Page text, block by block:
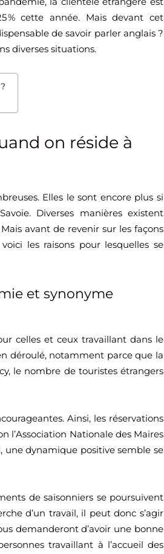
% cette année. Mais devant cet
de savoir parler anglais ?
diverses situations.
on réside à
Elles le sont encore plus si
Diverses manières existent
Mais avant de revenir sur les façons
les raisons pour lesquelles se
et synonyme
celles et ceux travaillant dans le
déroulé, notamment parce que la
le nombre de touristes étrangers
Ainsi, les réservations
l’Association Nationale des Maires
une dynamique positive semble se
de saisonniers se poursuivent
d’un travail, il peut donc s’agir
demanderont d’avoir une bonne
travaillant à l’accueil des